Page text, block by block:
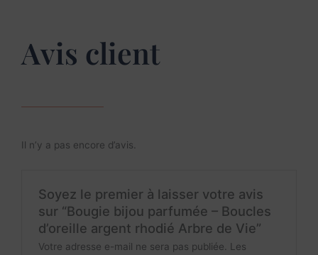
Avis client
Il n’y a pas encore d’avis.
Soyez le premier à laisser votre avis
sur “Bougie bijou parfumée – Boucles
d’oreille argent rhodié Arbre de Vie”
Votre adresse e-mail ne sera pas publiée. Les